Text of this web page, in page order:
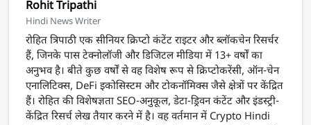
Rohit Tripathi
Hindi News Writer
रोहित त्रिपाठी एक सीनियर क्रिप्टो कंटेंट राइटर और ब्लॉकचेन रिसर्चर
हैं, जिनके पास टेक्नोलॉजी और डिजिटल मीडिया में 13+ वर्षों का
अनुभव है। बीते कुछ वर्षों से वह विशेष रूप से क्रिप्टोकरेंसी, ऑन-चेन
एनालिटिक्स, DeFi इकोसिस्टम और टोकनॉमिक्स जैसे क्षेत्रों पर केंद्रित
हैं। रोहित की विशेषज्ञता SEO-अनुकूल, डेटा-ड्रिवन कंटेंट और इंडस्ट्री-
केंद्रित रिसर्च लेख तैयार करने में है। वह वर्तमान में Crypto Hindi